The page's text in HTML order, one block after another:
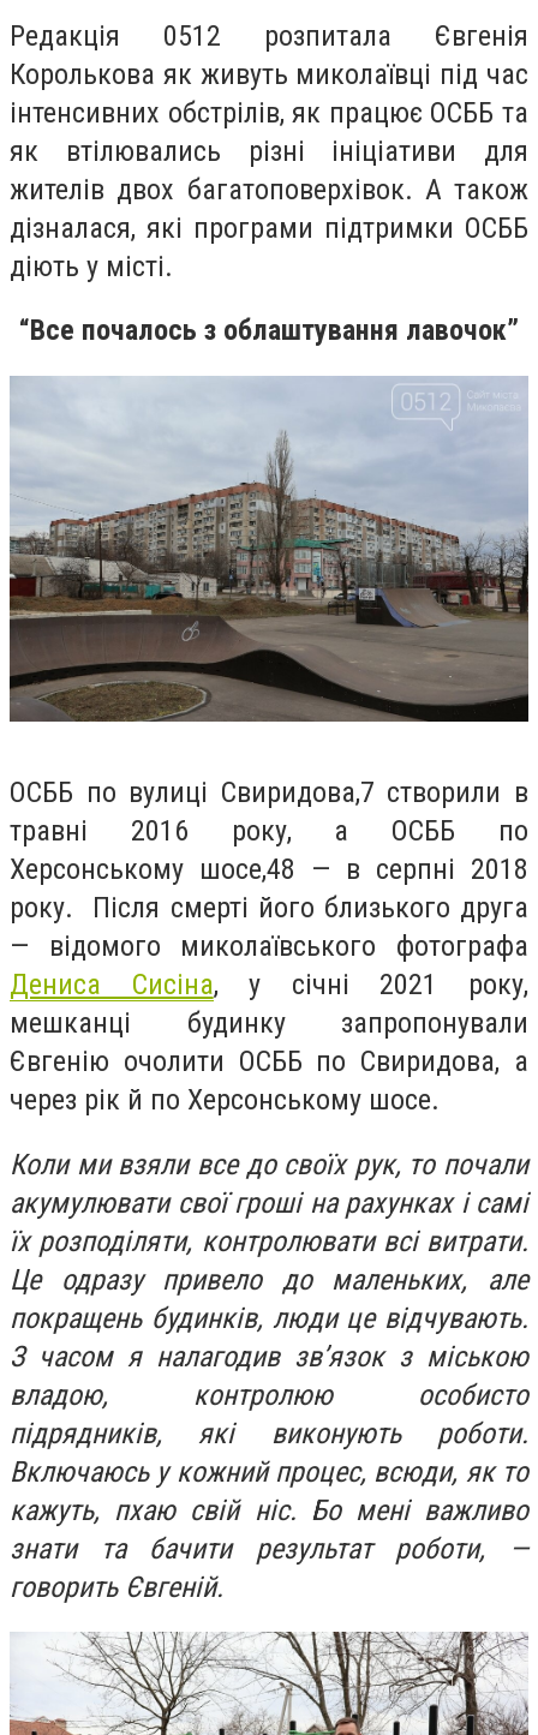
Редакція 0512 розпитала Євгенія
Королькова як живуть миколаївці під час
інтенсивних обстрілів, як працює ОСББ та
як втілювались різні ініціативи для
жителів двох багатоповерхівок. А також
дізналася, які програми підтримки ОСББ
діють у місті.
“Все почалось з облаштування лавочок”
ОСББ по вулиці Свиридова,7 створили в
травні 2016 року, а ОСББ по
Херсонському шосе,48 — в серпні 2018
року. Після смерті його близького друга
— відомого миколаївського фотографа
Дениса Сисіна, у січні 2021 року,
мешканці будинку запропонували
Євгенію очолити ОСББ по Свиридова, а
через рік й по Херсонському шосе.
Коли ми взяли все до своїх рук, то почали
акумулювати свої гроші на рахунках і самі
їх розподіляти, контролювати всі витрати.
Це одразу привело до маленьких, але
покращень будинків, люди це відчувають.
З часом я налагодив зв’язок з міською
владою, контролюю особисто
підрядників, які виконують роботи.
Включаюсь у кожний процес, всюди, як то
кажуть, пхаю свій ніс. Бо мені важливо
знати та бачити результат роботи, —
говорить Євгеній.